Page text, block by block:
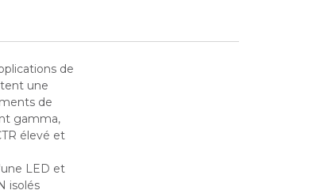
de
une
de
gamma,
élevé et
LED et
isolés